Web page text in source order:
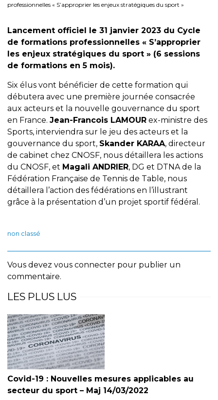
professionnelles « S’approprier les enjeux stratégiques du sport »
Lancement officiel le 31 janvier 2023 du Cycle
de formations professionnelles « S’approprier
les enjeux stratégiques du sport » (6 sessions
de formations en 5 mois).
Six élus vont bénéficier de cette formation qui
débutera avec une première journée consacrée
aux acteurs et la nouvelle gouvernance du sport
en France. Jean-Francois LAMOUR ex-ministre des
Sports, interviendra sur le jeu des acteurs et la
gouvernance du sport, Skander KARAA, directeur
de cabinet chez CNOSF, nous détaillera les actions
du CNOSF, et Magali ANDRIER, DG et DTNA de la
Fédération Française de Tennis de Table, nous
détaillera l’action des fédérations en l’illustrant
grâce à la présentation d’un projet sportif fédéral.
non classé
Vous devez vous connecter pour publier un
commentaire.
LES PLUS LUS
Covid-19 : Nouvelles mesures applicables au
secteur du sport – Maj 14/03/2022